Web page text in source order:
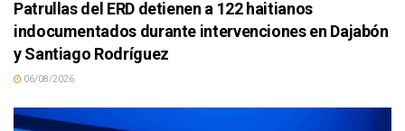
Patrullas del ERD detienen a 122 haitianos
indocumentados durante intervenciones en Dajabón
y Santiago Rodríguez
06/08/2026